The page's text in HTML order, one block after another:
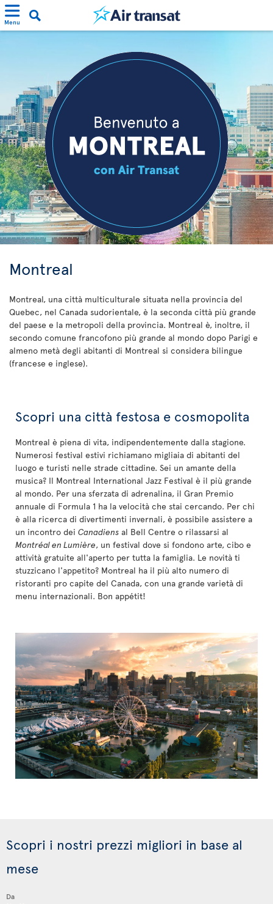
Menu
Montreal
Montreal, una città multiculturale situata nella provincia del
Quebec, nel Canada sudorientale, è la seconda città più grande
del paese e la metropoli della provincia. Montreal è, inoltre, il
secondo comune francofono più grande al mondo dopo Parigi e
almeno metà degli abitanti di Montreal si considera bilingue
(francese e inglese).
Scopri una città festosa e cosmopolita
Montreal è piena di vita, indipendentemente dalla stagione.
Numerosi festival estivi richiamano migliaia di abitanti del
luogo e turisti nelle strade cittadine. Sei un amante della
musica? Il Montreal International Jazz Festival è il più grande
al mondo. Per una sferzata di adrenalina, il Gran Premio
annuale di Formula 1 ha la velocità che stai cercando. Per chi
è alla ricerca di divertimenti invernali, è possibile assistere a
un incontro dei Canadiens al Bell Centre o rilassarsi al
Montréal en Lumière, un festival dove si fondono arte, cibo e
attività gratuite all'aperto per tutta la famiglia. Le novità ti
stuzzicano l'appetito? Montreal ha il più alto numero di
ristoranti pro capite del Canada, con una grande varietà di
menu internazionali. Bon appétit!
Scopri i nostri prezzi migliori in base al
mese
Da